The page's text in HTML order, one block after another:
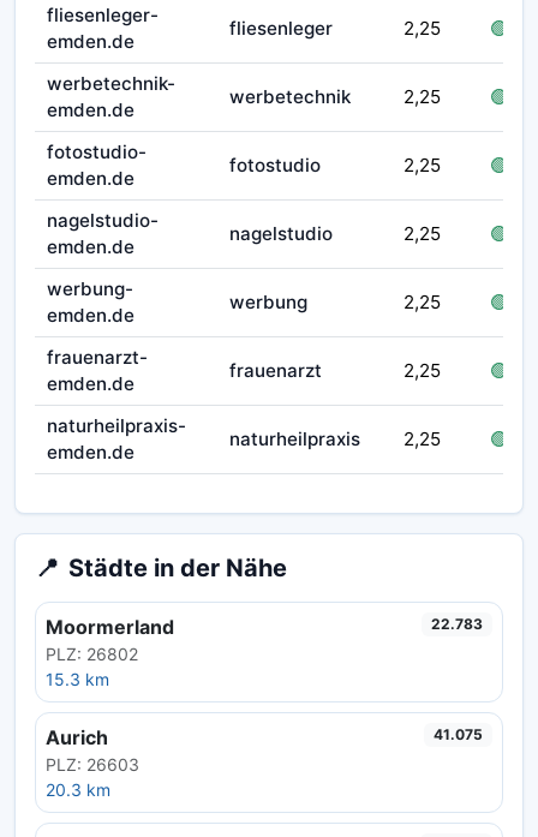
fliesenleger-
emden.de
fliesenleger 2,25 🟢
werbetechnik-
emden.de
werbetechnik 2,25 🟢
fotostudio-
emden.de
fotostudio 2,25 🟢
nagelstudio-
emden.de
nagelstudio 2,25 🟢
werbung-
emden.de
werbung 2,25 🟢
frauenarzt-
emden.de
frauenarzt 2,25 🟢
naturheilpraxis-
emden.de
naturheilpraxis 2,25 🟢
📍 Städte in der Nähe
Moormerland
PLZ: 26802
15.3 km
22.783
Aurich
PLZ: 26603
20.3 km
41.075